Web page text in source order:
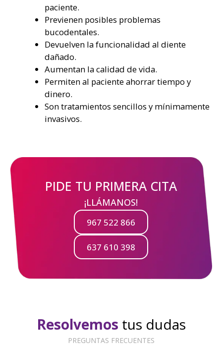
paciente.
Previenen posibles problemas
bucodentales.
Devuelven la funcionalidad al diente
dañado.
Aumentan la calidad de vida.
Permiten al paciente ahorrar tiempo y
dinero.
Son tratamientos sencillos y mínimamente
invasivos.
PIDE TU PRIMERA CITA
¡LLÁMANOS!
967 522 866
637 610 398
Resolvemos tus dudas
PREGUNTAS FRECUENTES